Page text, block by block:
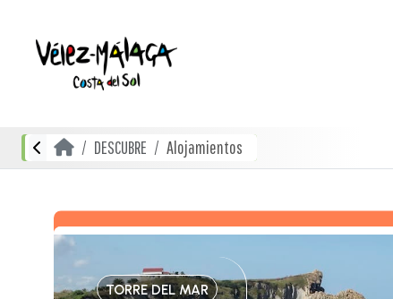
DESCUBRE Alojamientos
TORRE DEL MAR